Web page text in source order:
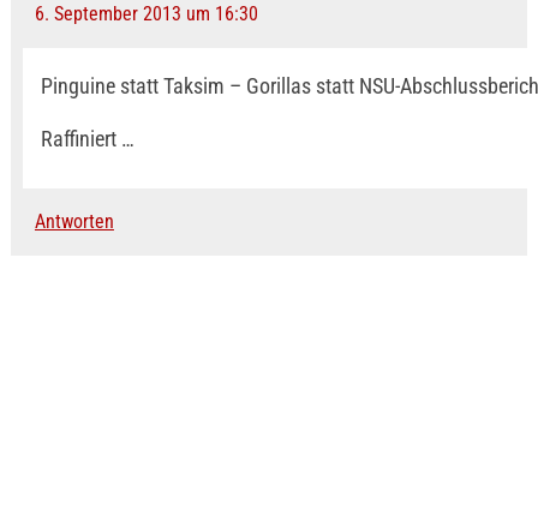
6. September 2013 um 16:30
Pinguine statt Taksim – Gorillas statt NSU-
Raffiniert …
Antworten